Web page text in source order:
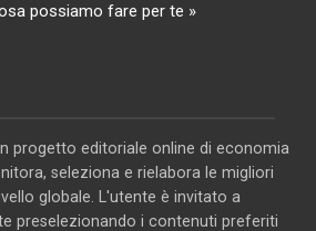
possiamo fare per te »
progetto editoriale online di economia
seleziona e rielabora le migliori
globale. L'utente è invitato a
preselezionando i contenuti preferiti